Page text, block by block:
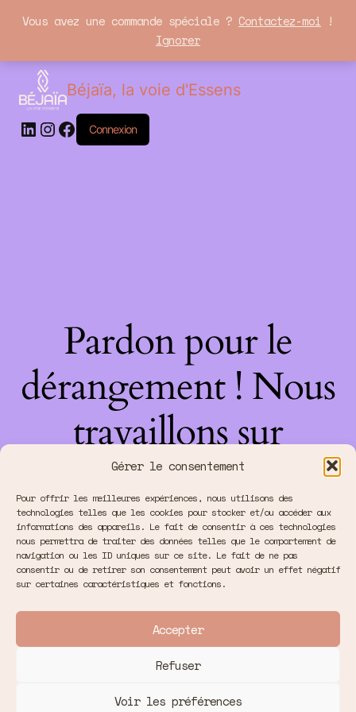
Gérer le consentement
Pour offrir les meilleures expériences, nous utilisons des
technologies telles que les cookies pour stocker et/ou accéder aux
informations des appareils. Le fait de consentir à ces technologies
nous permettra de traiter des données telles que le comportement de
navigation ou les ID uniques sur ce site. Le fait de ne pas
consentir ou de retirer son consentement peut avoir un effet négatif
sur certaines caractéristiques et fonctions.
Accepter
Refuser
Voir les préférences
Vous avez une commande spéciale ? Contactez-moi !
Ignorer
Béjaïa, la voie d'Essens
Connexion
Pardon pour le
dérangement ! Nous
travaillons sur
quelque chose de
fantastique –
revenez bientôt !